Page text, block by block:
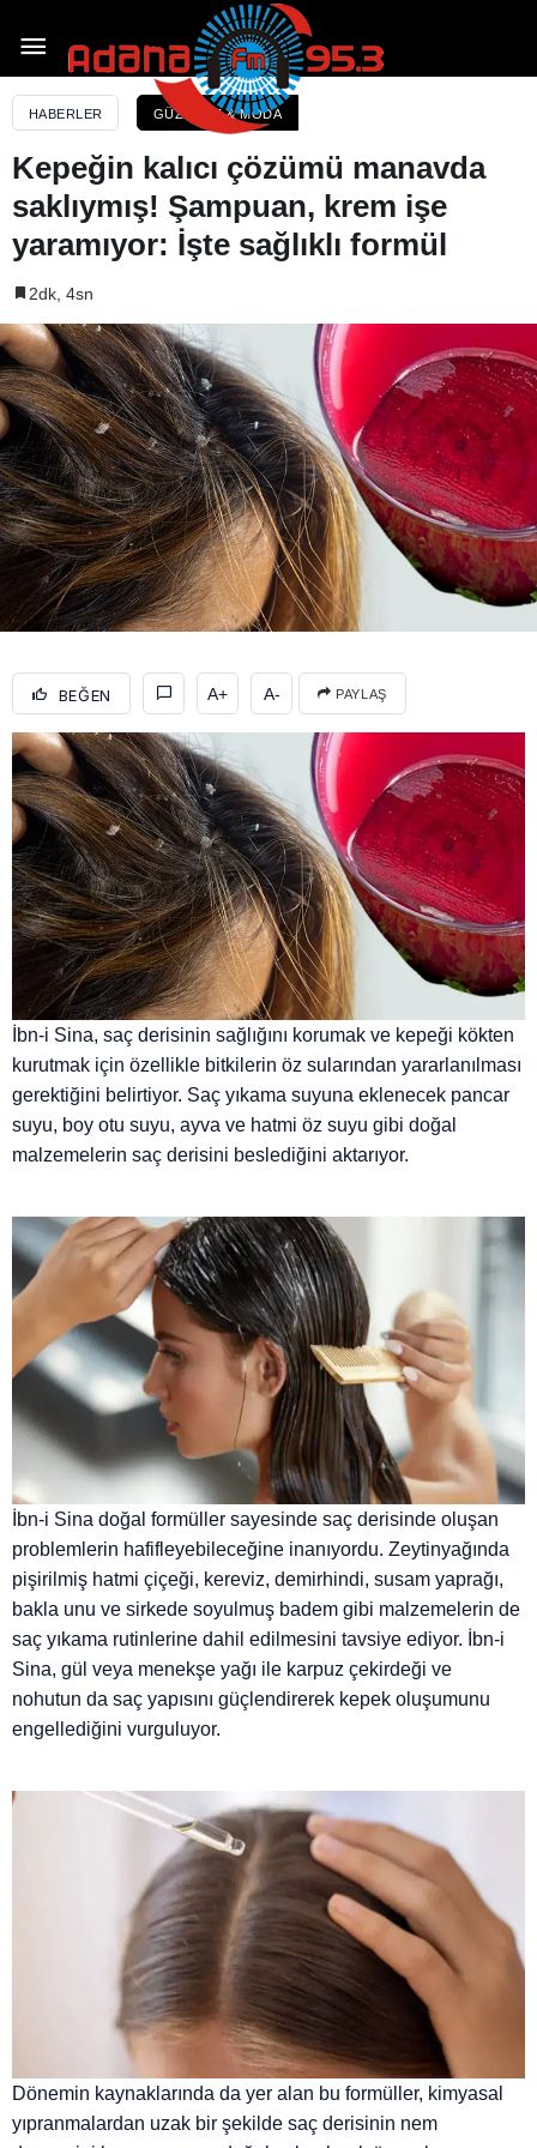
HABERLER GÜZELLIK & MODA
Kepeğin kalıcı çözümü manavda
saklıymış! Şampuan, krem işe
yaramıyor: İşte sağlıklı formül
2dk, 4sn
BEĞEN A+ A- PAYLAŞ
İbn-i Sina, saç derisinin sağlığını korumak ve kepeği kökten
kurutmak için özellikle bitkilerin öz sularından yararlanılması
gerektiğini belirtiyor. Saç yıkama suyuna eklenecek pancar
suyu, boy otu suyu, ayva ve hatmi öz suyu gibi doğal
malzemelerin saç derisini beslediğini aktarıyor.
İbn-i Sina doğal formüller sayesinde saç derisinde oluşan
problemlerin hafifleyebileceğine inanıyordu. Zeytinyağında
pişirilmiş hatmi çiçeği, kereviz, demirhindi, susam yaprağı,
bakla unu ve sirkede soyulmuş badem gibi malzemelerin de
saç yıkama rutinlerine dahil edilmesini tavsiye ediyor. İbn-i
Sina, gül veya menekşe yağı ile karpuz çekirdeği ve
nohutun da saç yapısını güçlendirerek kepek oluşumunu
engellediğini vurguluyor.
Dönemin kaynaklarında da yer alan bu formüller, kimyasal
yıpranmalardan uzak bir şekilde saç derisinin nem
Kepeğin kalıcı çözümü manavda saklıymış!
Şampuan, krem işe yaramıyor: İşte sağlıklı formül